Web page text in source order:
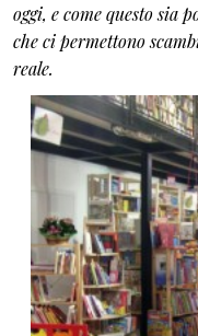
oggi, e come questo sia
che ci permettono
reale.